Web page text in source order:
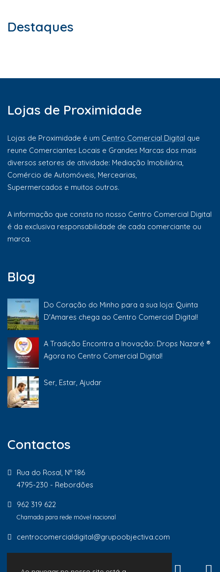
Destaques
Lojas de Proximidade
Lojas de Proximidade é um Centro Comercial Digital que
reune Comerciantes Locais e Grandes Marcas dos mais
diversos setores de atividade: Mediação Imobiliária,
Comércio de Automóveis, Mercearias,
Supermercados e muitos outros.
A informação que consta no nosso Centro Comercial Digital
é da exclusiva responsabilidade de cada comerciante ou
marca.
Blog
Do Coração do Minho para a sua loja: Quinta
D'Amares chega ao Centro Comercial Digital!
A Tradição Encontra a Inovação: Drops Nazaré ®
Agora no Centro Comercial Digital!
Ser, Estar, Ajudar
Contactos
Rua do Rosal, Nº 186
4795-230 - Rebordões
962 319 622
Chamada para rede móvel nacional
centrocomercialdigital@grupoobjectiva.com